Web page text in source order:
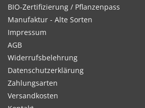
BIO-Zertifizierung / Pflanzenpass
Manufaktur - Alte Sorten
Impressum
AGB
Widerrufsbelehrung
Datenschutzerklärung
Zahlungsarten
Versandkosten